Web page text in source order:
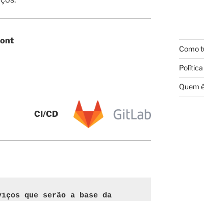
CI/CD
que serão a base da
Como
Quem